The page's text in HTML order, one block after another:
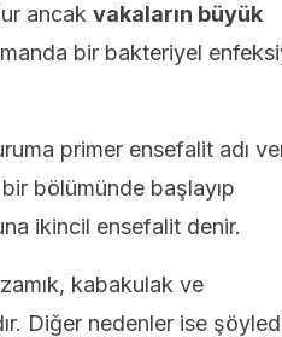
ancak vakaların büyük
bir bakteriyel
primer ensefalit adı
bölümünde başlayıp
ikincil ensefalit denir.
kabakulak ve
Diğer nedenler ise